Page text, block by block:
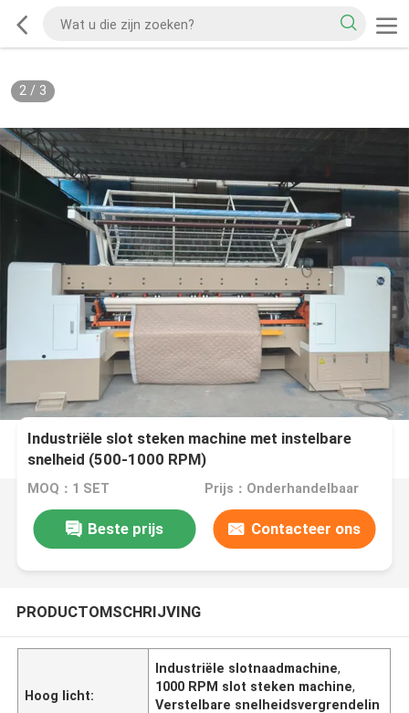
2/ 3
Industriële slot steken machine met instelbare
snelheid (500-1000 RPM)
MOQ：1 SET Prijs：Onderhandelbaar
Beste prijs Contacteer ons
PRODUCTOMSCHRIJVING
Hoog licht:
Industriële slotnaadmachine,
1000 RPM slot steken machine,
Verstelbare snelheidsvergrendelin